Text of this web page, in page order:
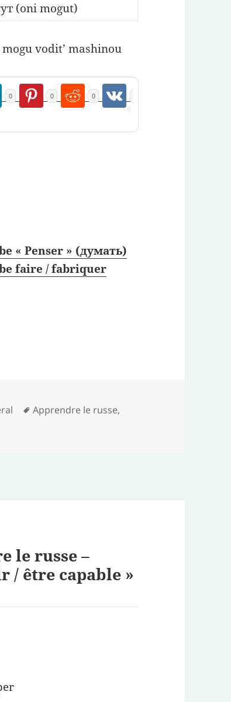
(oni mogut)
vodit’ mashinou
0 0 0
« Penser » (думать)
faire / fabriquer
Mots-
Apprendre le russe,
le russe –
/ être capable »